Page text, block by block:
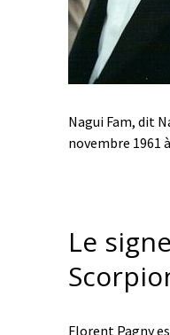
Nagui Fam, dit
novembre 1961
Le
Florent Pagny